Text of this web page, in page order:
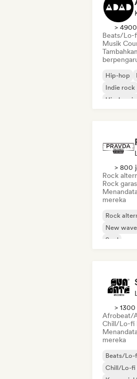
>
Beats/Lo-
Musik
Hip-hop
Indie rock
Hip-hop
> 800
Rock
Rock
mereka
Rock
New wave
Soul
>
Afrobeat/
Chill/Lo-fi
mereka
Beats/Lo-
Chill/Lo-fi